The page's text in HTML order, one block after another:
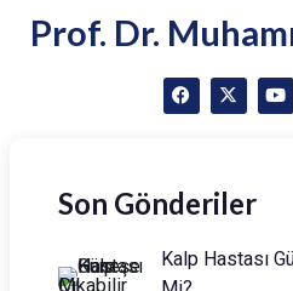
Prof. Dr.
Son Gönderiler
Kalp Hastası